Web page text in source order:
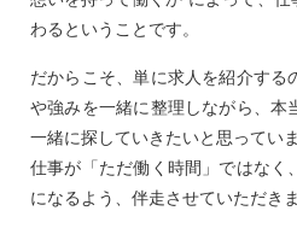
わるということです。
だからこそ、単に求人を紹介する
や強みを一緒に整理しながら、本
一緒に探していきたいと思っていま
仕事が「ただ働く時間」ではなく
になるよう、伴走させていただきま